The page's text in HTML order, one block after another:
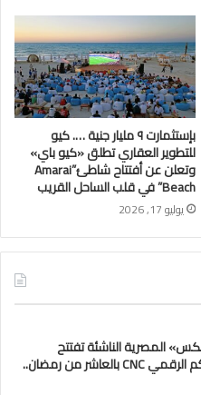
بإستثمارت ٩ مليار جنية …. كيو
للتطوير العقاري تطلق «كيو باي»
وتعلن عن أفتتاح شاطئ”Amarai
Beach” في قلب الساحل القريب
يوليو 17, 2026
«سيمبلكس» المصرية الناشئة تفتتح
مصنعها الجديد لتصنيع ماكينات التحكم الرقمي CNC بالعاشر من رمضان..